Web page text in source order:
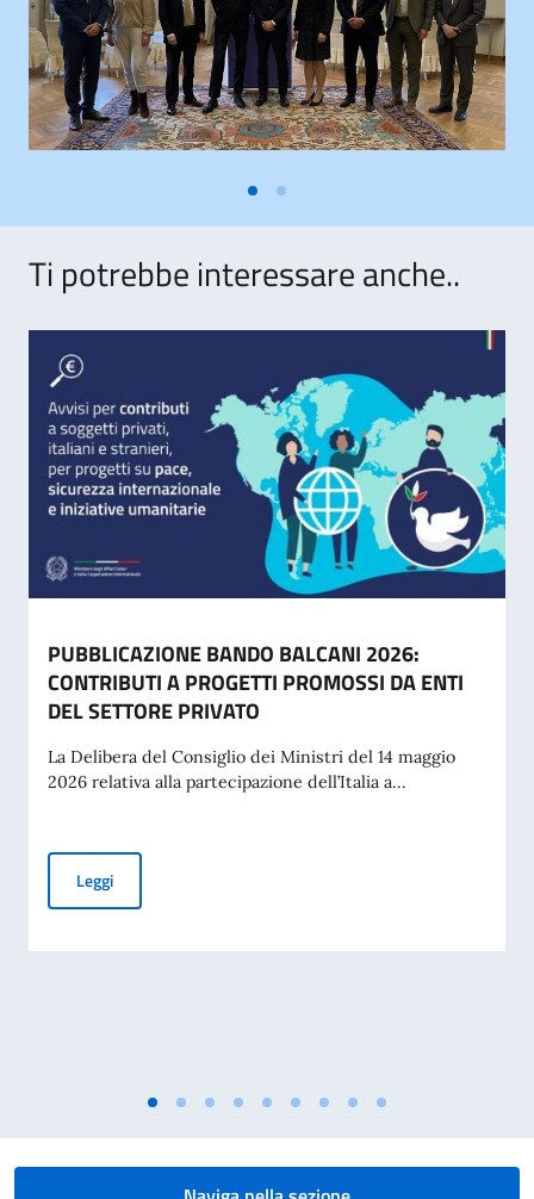
Ti potrebbe interessare anche..
PUBBLICAZIONE BANDO BALCANI 2026:
CONTRIBUTI A PROGETTI PROMOSSI DA ENTI
DEL SETTORE PRIVATO
La Delibera del Consiglio dei Ministri del 14 maggio
2026 relativa alla partecipazione dell’Italia a...
LeggiPUBBLICAZIONE BANDO BALCANI 2026: CONTRIBUTI A